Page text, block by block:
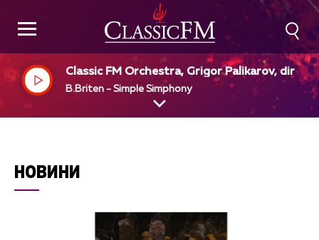
Classic FM Orchestra, Grigor Palikarov, dir
B.Briten - Simple Simphony
НОВИНИ